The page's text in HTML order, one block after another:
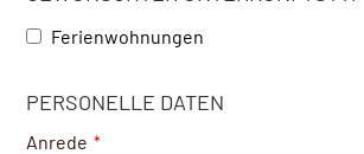
Ferienwohnungen
Email *
PERSONELLE DATEN
Anrede *